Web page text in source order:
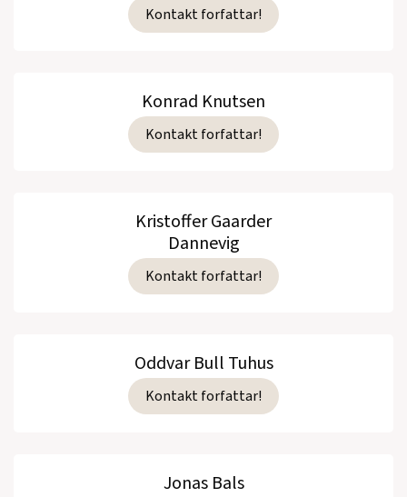
Kontakt forfattar!
Konrad Knutsen
Kontakt forfattar!
Kristoffer Gaarder
Dannevig
Kontakt forfattar!
Oddvar Bull Tuhus
Kontakt forfattar!
Jonas Bals